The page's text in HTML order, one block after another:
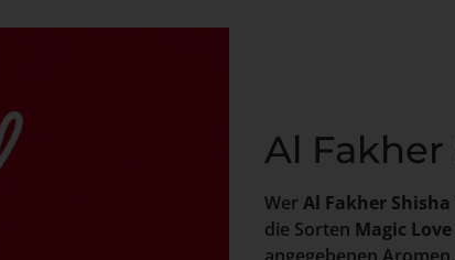
Al Fakher
WerAl Fakher
die Sorten Magic Love